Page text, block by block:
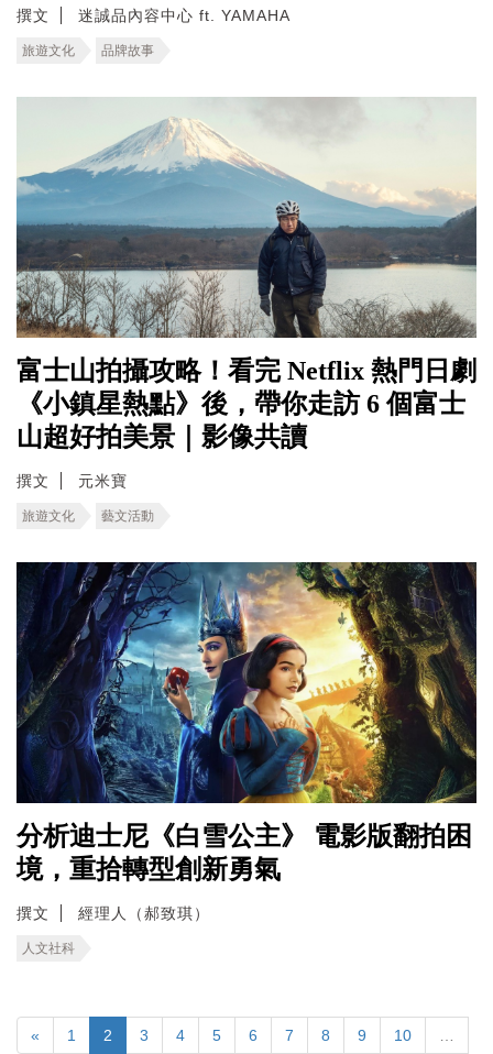
撰文 迷誠品內容中心 ft. YAMAHA
旅遊文化 品牌故事
富士山拍攝攻略！看完 Netflix 熱門日劇
《小鎮星熱點》後，帶你走訪 6 個富士
山超好拍美景｜影像共讀
撰文 元米寶
旅遊文化 藝文活動
分析迪士尼《白雪公主》 電影版翻拍困
境，重拾轉型創新勇氣
撰文 經理人（郝致琪）
人文社科
« 1 2 3 4 5 6 7 8 9 10